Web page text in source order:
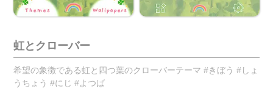
虹とクローバー
希望の象徴である虹と四つ葉のクローバーテーマ #きぼう #しょ
うちょう #にじ #よつば